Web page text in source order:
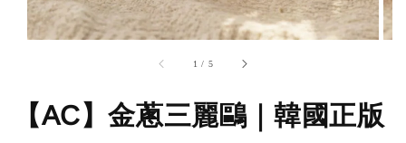
1 / 5
【AC】金蔥三麗鷗｜韓國正版